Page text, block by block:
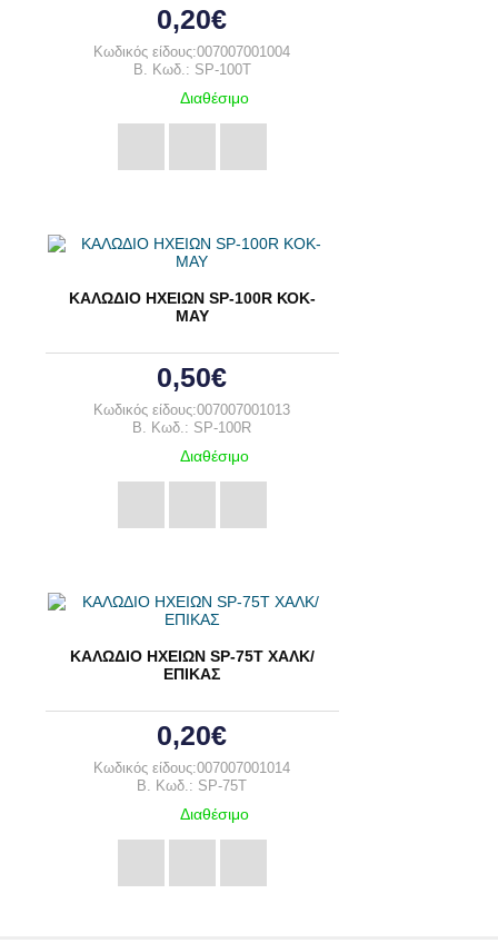
0,20€
Κωδικός είδους:007007001004
B. Κωδ.: SP-100T
Διαθέσιμο
ΚΑΛΩΔΙΟ ΗΧΕΙΩΝ SP-100R ΚΟΚ-
ΜΑΥ
0,50€
Κωδικός είδους:007007001013
B. Κωδ.: SP-100R
Διαθέσιμο
ΚΑΛΩΔΙΟ ΗΧΕΙΩΝ SP-75T ΧΑΛΚ/
ΕΠΙΚΑΣ
0,20€
Κωδικός είδους:007007001014
B. Κωδ.: SP-75T
Διαθέσιμο